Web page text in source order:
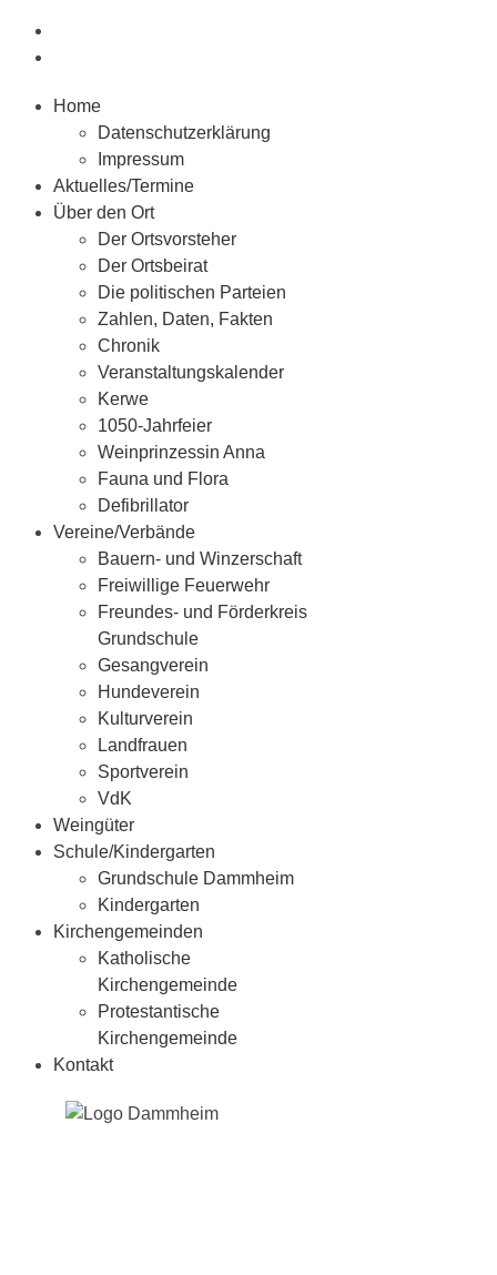
Home
Datenschutzerklärung
Impressum
Aktuelles/Termine
Über den Ort
Der Ortsvorsteher
Der Ortsbeirat
Die politischen Parteien
Zahlen, Daten, Fakten
Chronik
Veranstaltungskalender
Kerwe
1050-Jahrfeier
Weinprinzessin Anna
Fauna und Flora
Defibrillator
Vereine/Verbände
Bauern- und Winzerschaft
Freiwillige Feuerwehr
Freundes- und Förderkreis
Grundschule
Gesangverein
Hundeverein
Kulturverein
Landfrauen
Sportverein
VdK
Weingüter
Schule/Kindergarten
Grundschule Dammheim
Kindergarten
Kirchengemeinden
Katholische
Kirchengemeinde
Protestantische
Kirchengemeinde
Kontakt